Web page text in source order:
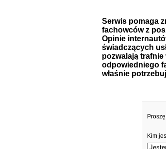
Serwis pomaga
fachowców z
Opinie
świadczących
pozwalają trafnie
odpowiedniego
właśnie
Kim